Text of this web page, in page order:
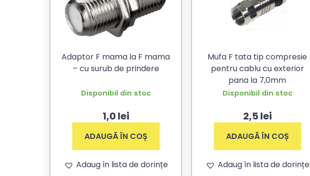
Adaptor F mama la F mama
– cu surub de prindere
Disponibil din stoc
1,0lei
ADAUGĂ ÎN COȘ
Adaug în lista de dorințe
Mufa F tata tip compresie
pentru cablu cu exterior
pana la 7,0mm
Disponibil din stoc
2,5lei
ADAUGĂ ÎN COȘ
Adaug în lista de dorințe